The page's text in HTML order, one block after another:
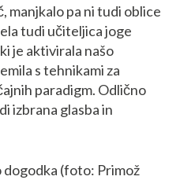
manjkalo pa ni tudi oblice
tudi učiteljica joge
je aktivirala našo
s tehnikami za
paradigm. Odlično
izbrana glasba in
(foto: Primož